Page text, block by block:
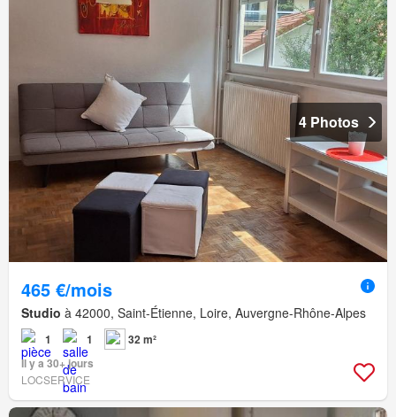
4 Photos
465 €/mois
Studio à 42000, Saint-Étienne, Loire, Auvergne-Rhône-Alpes
1 1
32 m²
Il y a 30+ jours
LOCSERVICE